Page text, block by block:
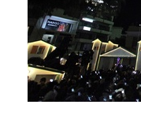
ΤΟΠΟΣ
ΠΟΛΙΤΙΣΜΟΣ